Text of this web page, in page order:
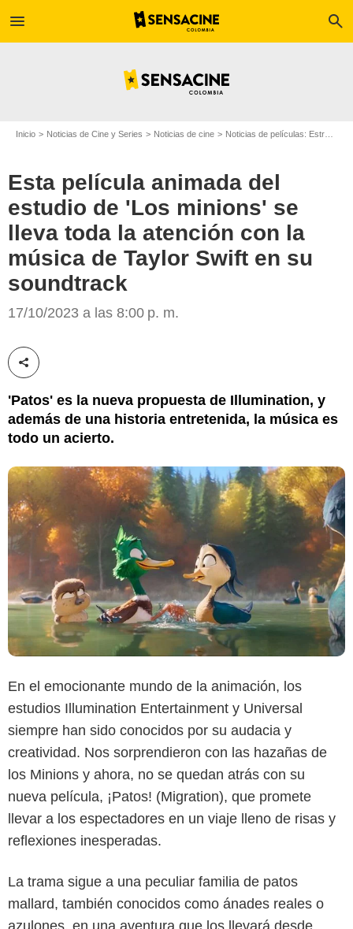
menu search
Inicio Noticias de Cine y Series Noticias de cine Noticias de películas: Estreno de película
Esta película animada del
estudio de 'Los minions' se
lleva toda la atención con la
música de Taylor Swift en su
soundtrack
17/10/2023 a las 8:00 p. m.
Compartir esta noticia
'Patos' es la nueva propuesta de Illumination, y
además de una historia entretenida, la música es
todo un acierto.
En el emocionante mundo de la animación, los
estudios Illumination Entertainment y Universal
siempre han sido conocidos por su audacia y
creatividad. Nos sorprendieron con las hazañas de
los Minions y ahora, no se quedan atrás con su
nueva película, ¡Patos! (Migration), que promete
llevar a los espectadores en un viaje lleno de risas y
reflexiones inesperadas.
La trama sigue a una peculiar familia de patos
mallard, también conocidos como ánades reales o
azulones, en una aventura que los llevará desde